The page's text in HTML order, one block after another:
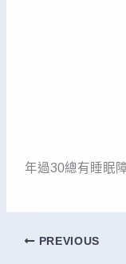
年過30總有睡眠
PREVIOUS